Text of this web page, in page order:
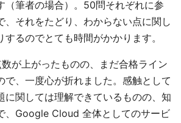
（筆者の場合）。50問それぞれに参
、それをたどり、わからない点に関し
るのでとても時間がかかります。
が上がったものの、まだ合格ライン
で、一度心が折れました。感触として
に関しては理解できているものの、知
、Google Cloud 全体としてのサービ